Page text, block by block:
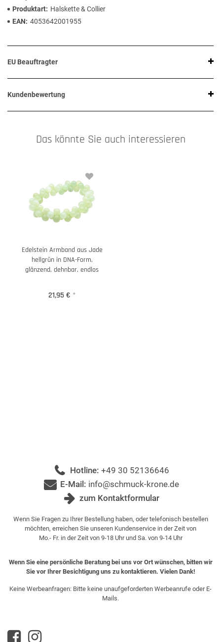
Produktart
Halskette & Collier
EAN
4053642001955
EU Beauftragter
Kundenbewertung
Das könnte Sie auch interessieren
Edelstein Armband aus Jade
hellgrün in DNA-Form,
glänzend, dehnbar, endlos
21,95 € *
Hotline: +49 30 52136646
E-Mail: info@schmuck-krone.de
zum Kontaktformular
Wenn Sie Fragen zu Ihrer Bestellung haben, oder telefonisch bestellen
möchten, erreichen Sie unseren Kundenservice in der Zeit von
Mo.- Fr. in der Zeit von 9-18 Uhr und Sa. von 9-14 Uhr
Wenn Sie eine persönliche Beratung bei uns vor Ort wünschen, bitten wir
Sie vor Ihrer Besichtigung uns zu kontaktieren. Vielen Dank!
Keine Werbeanfragen: Bitte keine unaufgeforderten Werbeanrufe oder E-
Mails.